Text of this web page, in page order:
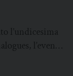
l’undicesima
l’evento